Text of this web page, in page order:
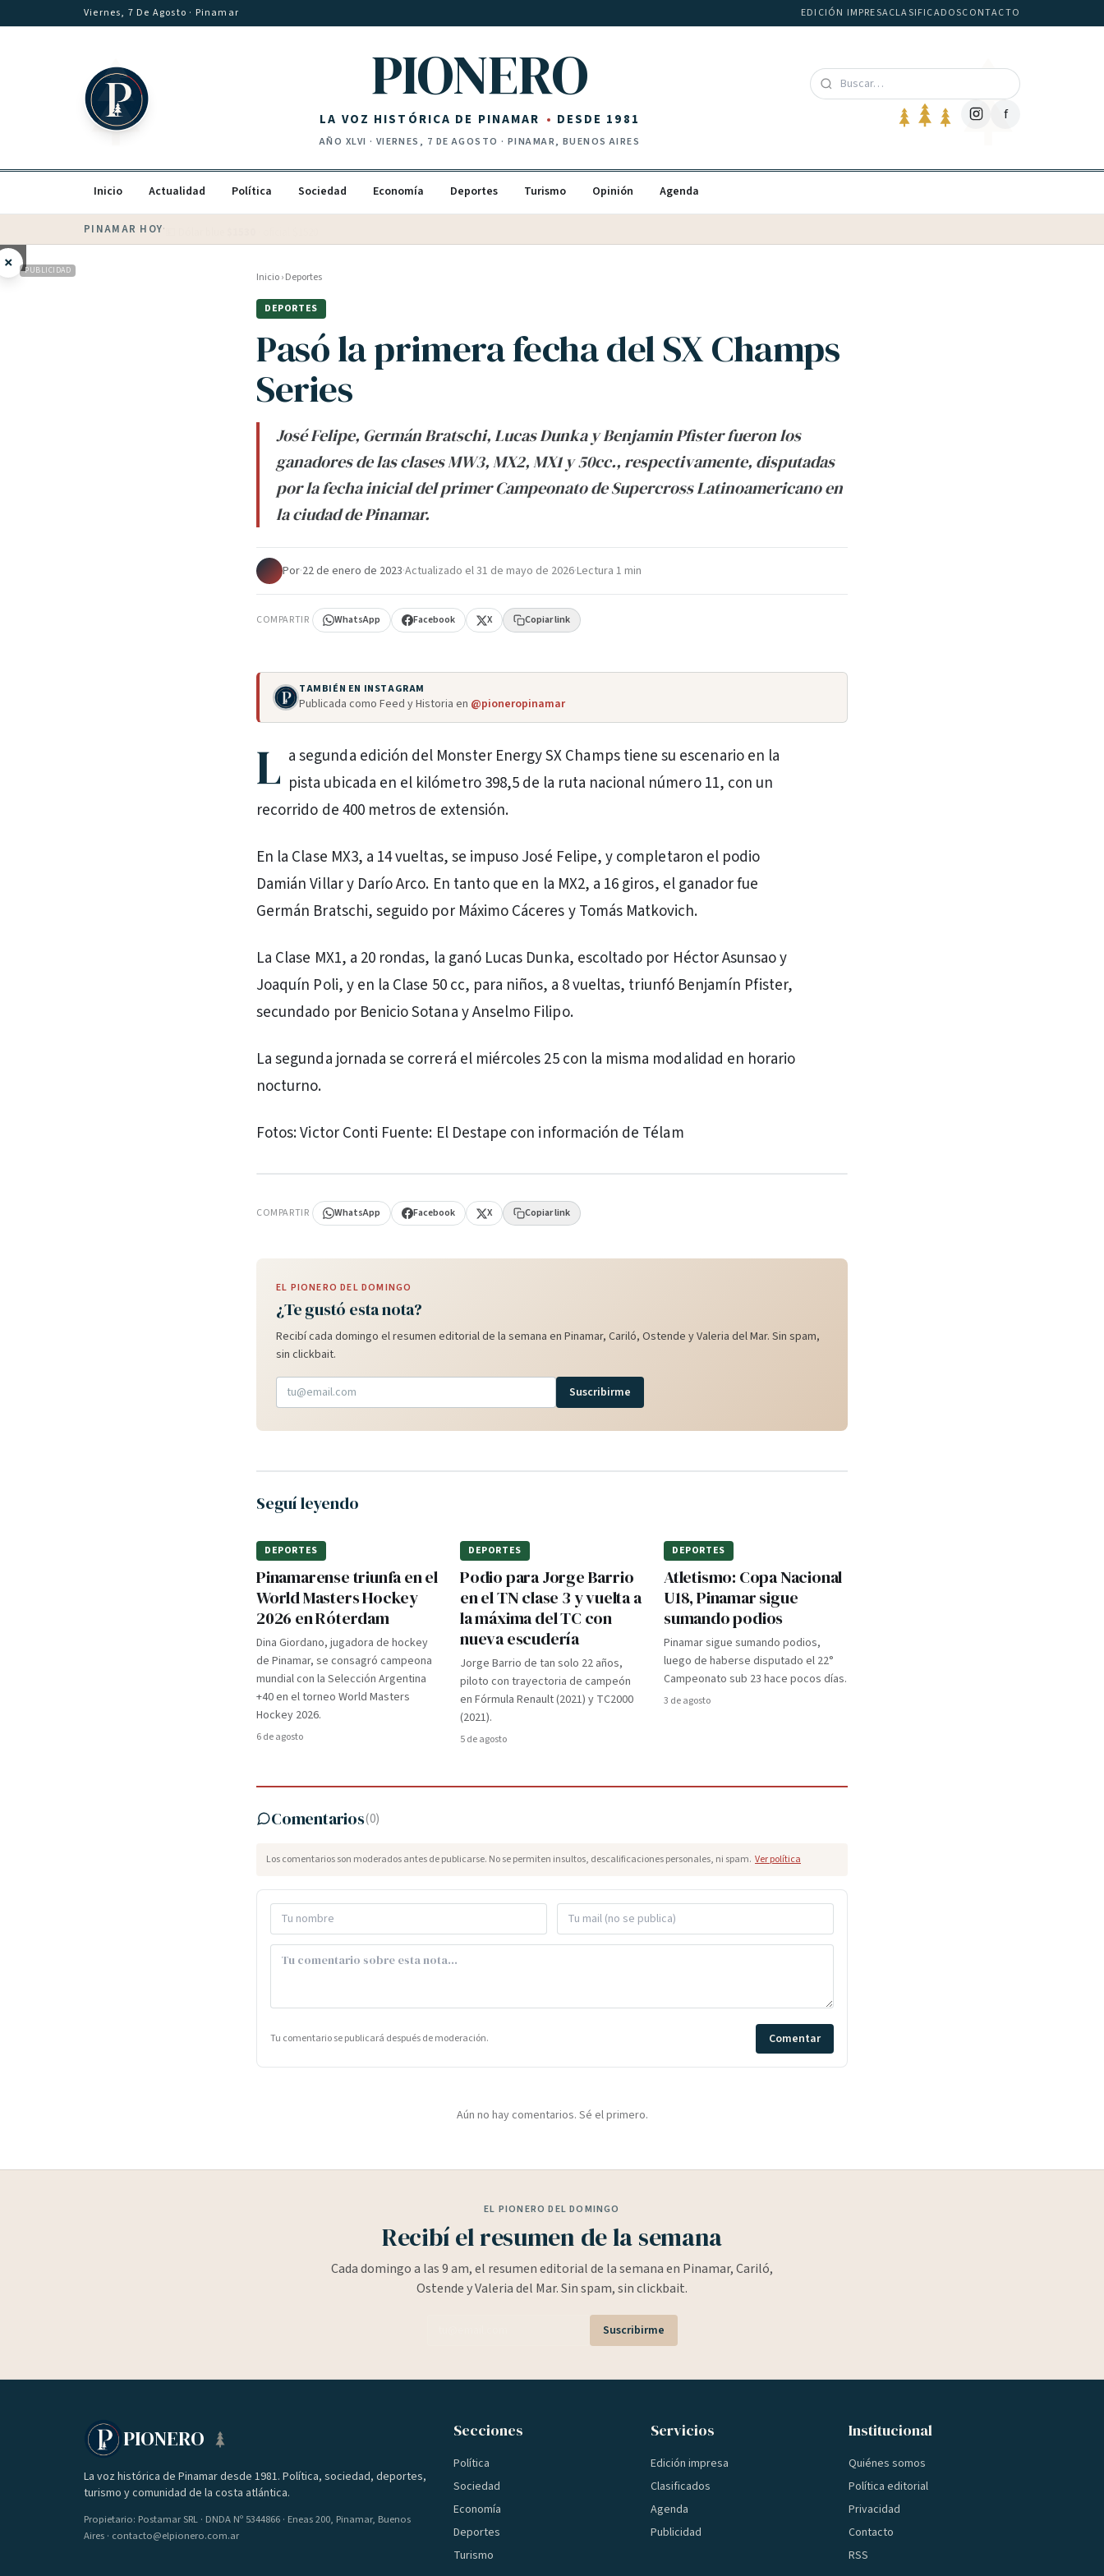
Saltar al contenidoViernes, 7 De Agosto · Pinamar EDICIÓN IMPRESACLASIFICADOSCONTACTO
PIONERO
LA VOZ HISTÓRICA DE PINAMAR DESDE 1981
AÑO XLVI · VIERNES, 7 DE AGOSTO · PINAMAR, BUENOS AIRES
f
Inicio Actualidad Política Sociedad Economía Deportes Turismo Opinión Agenda
PINAMAR HOY·
× PUBLICIDAD Inicio›Deportes
DEPORTES
Pasó la primera fecha del SX Champs
Series
José Felipe, Germán Bratschi, Lucas Dunka y Benjamin Pfister fueron los
ganadores de las clases MW3, MX2, MX1 y 50cc., respectivamente, disputadas
por la fecha inicial del primer Campeonato de Supercross Latinoamericano en
la ciudad de Pinamar.
Por·22 de enero de 2023·Actualizado el31 de mayo de 2026·Lectura 1 min
COMPARTIR WhatsApp Facebook X Copiar link
TAMBIÉN EN INSTAGRAM
Publicada como Feed y Historia en @pioneropinamar
L a segunda edición del Monster Energy SX Champs tiene su escenario en la
pista ubicada en el kilómetro 398,5 de la ruta nacional número 11, con un
recorrido de 400 metros de extensión.
En la Clase MX3, a 14 vueltas, se impuso José Felipe, y completaron el podio
Damián Villar y Darío Arco. En tanto que en la MX2, a 16 giros, el ganador fue
Germán Bratschi, seguido por Máximo Cáceres y Tomás Matkovich.
La Clase MX1, a 20 rondas, la ganó Lucas Dunka, escoltado por Héctor Asunsao y
Joaquín Poli, y en la Clase 50 cc, para niños, a 8 vueltas, triunfó Benjamín Pfister,
secundado por Benicio Sotana y Anselmo Filipo.
La segunda jornada se correrá el miércoles 25 con la misma modalidad en horario
nocturno.
Fotos: Victor Conti Fuente: El Destape con información de Télam
COMPARTIR WhatsApp Facebook X Copiar link
EL PIONERO DEL DOMINGO
¿Te gustó esta nota?
Recibí cada domingo el resumen editorial de la semana en Pinamar, Cariló, Ostende y Valeria del Mar. Sin spam,
sin clickbait.
Suscribirme
Seguí leyendo
DEPORTES
Pinamarense triunfa en el
World Masters Hockey
2026 en Róterdam
Dina Giordano, jugadora de hockey
de Pinamar, se consagró campeona
mundial con la Selección Argentina
+40 en el torneo World Masters
Hockey 2026.
6 de agosto
DEPORTES
Podio para Jorge Barrio
en el TN clase 3 y vuelta a
la máxima del TC con
nueva escudería
Jorge Barrio de tan solo 22 años,
piloto con trayectoria de campeón
en Fórmula Renault (2021) y TC2000
(2021).
5 de agosto
DEPORTES
Atletismo: Copa Nacional
U18, Pinamar sigue
sumando podios
Pinamar sigue sumando podios,
luego de haberse disputado el 22°
Campeonato sub 23 hace pocos días.
3 de agosto
Comentarios(0)
Los comentarios son moderados antes de publicarse. No se permiten insultos, descalificaciones personales, ni spam. Ver política
Tu comentario se publicará después de moderación. Comentar
Aún no hay comentarios. Sé el primero.
EL PIONERO DEL DOMINGO
Recibí el resumen de la semana
Cada domingo a las 9 am, el resumen editorial de la semana en Pinamar, Cariló,
Ostende y Valeria del Mar. Sin spam, sin clickbait.
Suscribirme
PIONERO
La voz histórica de Pinamar desde 1981. Política, sociedad, deportes,
turismo y comunidad de la costa atlántica.
Propietario: Postamar SRL · DNDA Nº 5344866 · Eneas 200, Pinamar, Buenos
Aires · contacto@elpionero.com.ar
Secciones
Política
Sociedad
Economía
Deportes
Turismo
Servicios
Edición impresa
Clasificados
Agenda
Publicidad
Institucional
Quiénes somos
Política editorial
Privacidad
Contacto
RSS